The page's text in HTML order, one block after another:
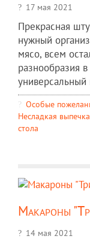
17 мая 2021
Прекрасная
нужный
мясо, всем
разнообразия
Особые
Несладкая выпечка
стола
Макароны
14 мая 2021